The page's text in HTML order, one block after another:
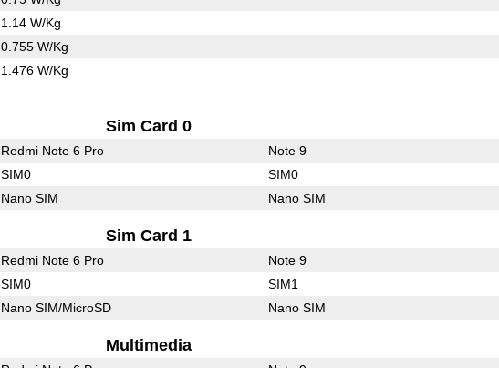
1.14 W/Kg
0.755 W/Kg
1.476 W/Kg
Sim Card 0
Redmi Note 6 Pro Note 9
SIM0 SIM0
Nano SIM Nano SIM
Sim Card 1
Redmi Note 6 Pro Note 9
SIM0 SIM1
Nano SIM/MicroSD Nano SIM
Multimedia